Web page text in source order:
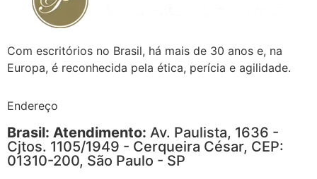
Com escritórios no Brasil, há mais de 30 anos e, na
Europa, é reconhecida pela ética, perícia e agilidade.
Endereço
Brasil: Atendimento: Av. Paulista, 1636 -
Cjtos. 1105/1949 - Cerqueira César, CEP:
01310-200, São Paulo - SP